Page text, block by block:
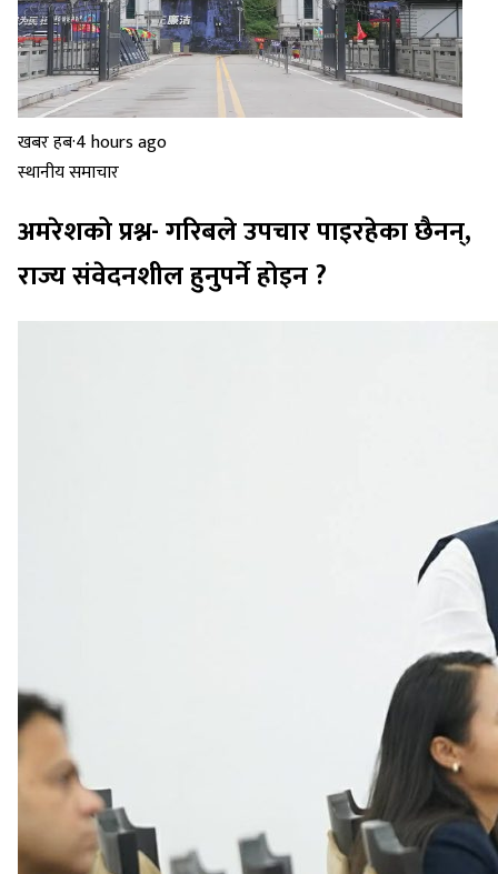
खबर हब·4 hours ago
स्थानीय समाचार
अमरेशको प्रश्न- गरिबले उपचार पाइरहेका छैनन्,
राज्य संवेदनशील हुनुपर्ने होइन ?